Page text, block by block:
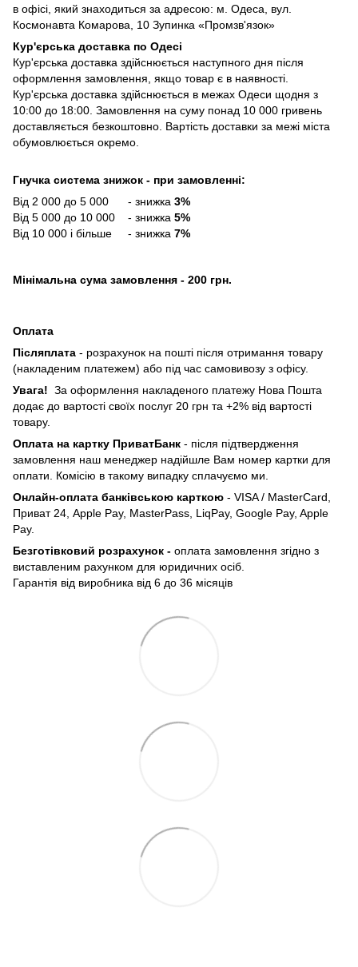
в офісі, який знаходиться за адресою: м. Одеса, вул.
Космонавта Комарова, 10 Зупинка «Промзв'язок»
Кур'єрська доставка по Одесі
Кур'єрська доставка здійснюється наступного дня після
оформлення замовлення, якщо товар є в наявності.
Кур'єрська доставка здійснюється в межах Одеси щодня з
10:00 до 18:00. Замовлення на суму понад 10 000 гривень
доставляється безкоштовно. Вартість доставки за межі міста
обумовлюється окремо.
Гнучка система знижок - при замовленні:
Від 2 000 до 5 000 - знижка 3%
Від 5 000 до 10 000 - знижка 5%
Від 10 000 і більше - знижка 7%
Мінімальна сума замовлення - 200 грн.
Оплата
Післяплата - розрахунок на пошті після отримання товару
(накладеним платежем) або під час самовивозу з офісу.
Увага! За оформлення накладеного платежу Нова Пошта
додає до вартості своїх послуг 20 грн та +2% від вартості
товару.
Оплата на картку ПриватБанк - після підтвердження
замовлення наш менеджер надійшле Вам номер картки для
оплати. Комісію в такому випадку сплачуємо ми.
Онлайн-оплата банківською карткою - VISA / MasterCard,
Приват 24, Apple Pay, MasterPass, LiqPay, Google Pay, Apple
Pay.
Безготівковий розрахунок - оплата замовлення згідно з
виставленим рахунком для юридичних осіб.
Гарантія від виробника від 6 до 36 місяців